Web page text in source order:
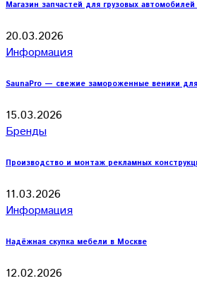
Магазин запчастей для грузовых
20.03.2026
Информация
SaunaPro — свежие замороженные веники
15.03.2026
Бренды
Производство и монтаж рекламных
11.03.2026
Информация
Надёжная скупка мебели в Москве
12.02.2026